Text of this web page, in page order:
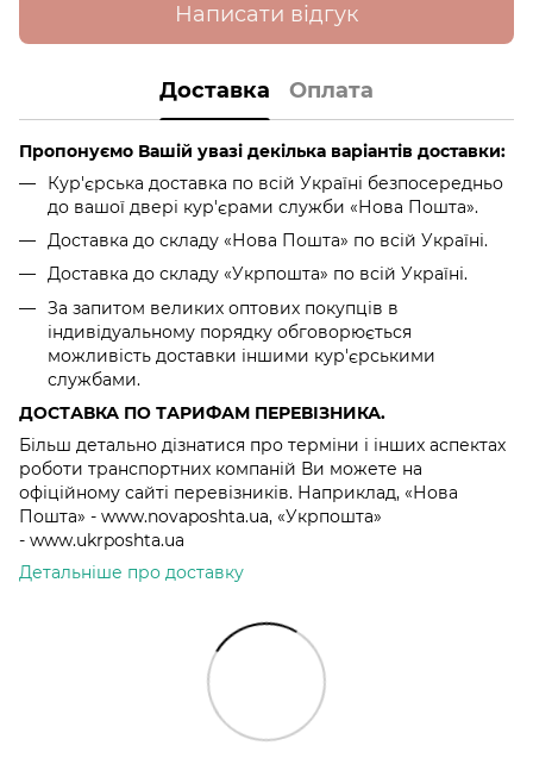
Написати відгук
Доставка Оплата
Пропонуємо Вашій увазі декілька варіантів доставки:
Кур'єрська доставка по всій Україні безпосередньо
до вашої двері кур'єрами служби «Нова Пошта».
Доставка до складу «Нова Пошта» по всій Україні.
Доставка до складу «Укрпошта» по всій Україні.
За запитом великих оптових покупців в
індивідуальному порядку обговорюється
можливість доставки іншими кур'єрськими
службами.
ДОСТАВКА ПО ТАРИФАМ ПЕРЕВІЗНИКА.
Більш детально дізнатися про терміни і інших аспектах
роботи транспортних компаній Ви можете на
офіційному сайті перевізників. Наприклад, «Нова
Пошта» - www.novaposhta.ua, «Укрпошта»
- www.ukrposhta.ua
Детальніше про доставку